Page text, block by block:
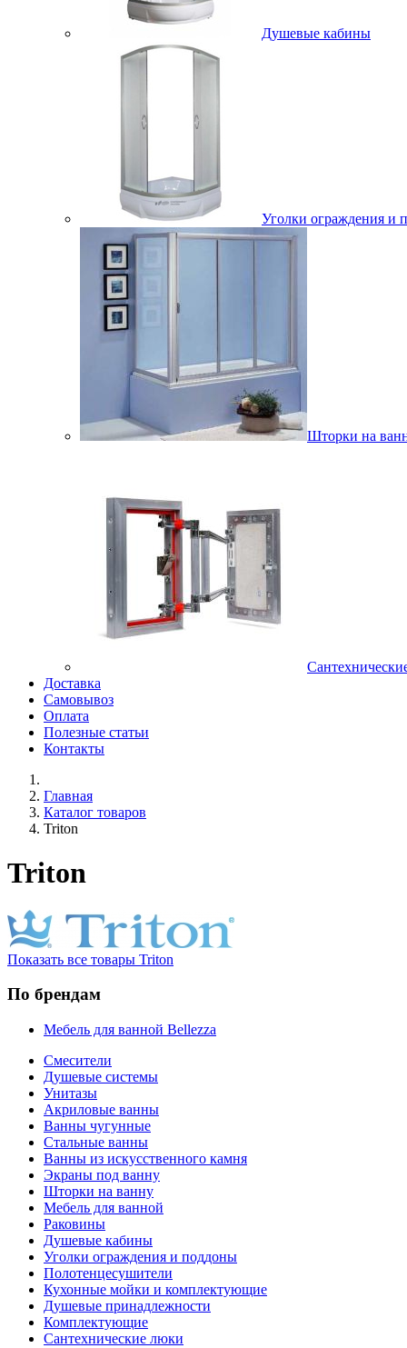
Душевые кабины
Уголки ограждения и
Шторки на
Доставка
Самовывоз
Оплата
Полезные статьи
Контакты
Главная
Каталог товаров
Triton
Triton
Показать все товары Triton
По брендам
Мебель для ванной Bellezza
Смесители
Душевые системы
Унитазы
Акриловые ванны
Ванны чугунные
Стальные ванны
Ванны из искусственного камня
Экраны под ванну
Шторки на ванну
Мебель для ванной
Раковины
Душевые кабины
Уголки ограждения и поддоны
Полотенцесушители
Кухонные мойки и комплектующие
Душевые принадлежности
Комплектующие
Сантехнические люки